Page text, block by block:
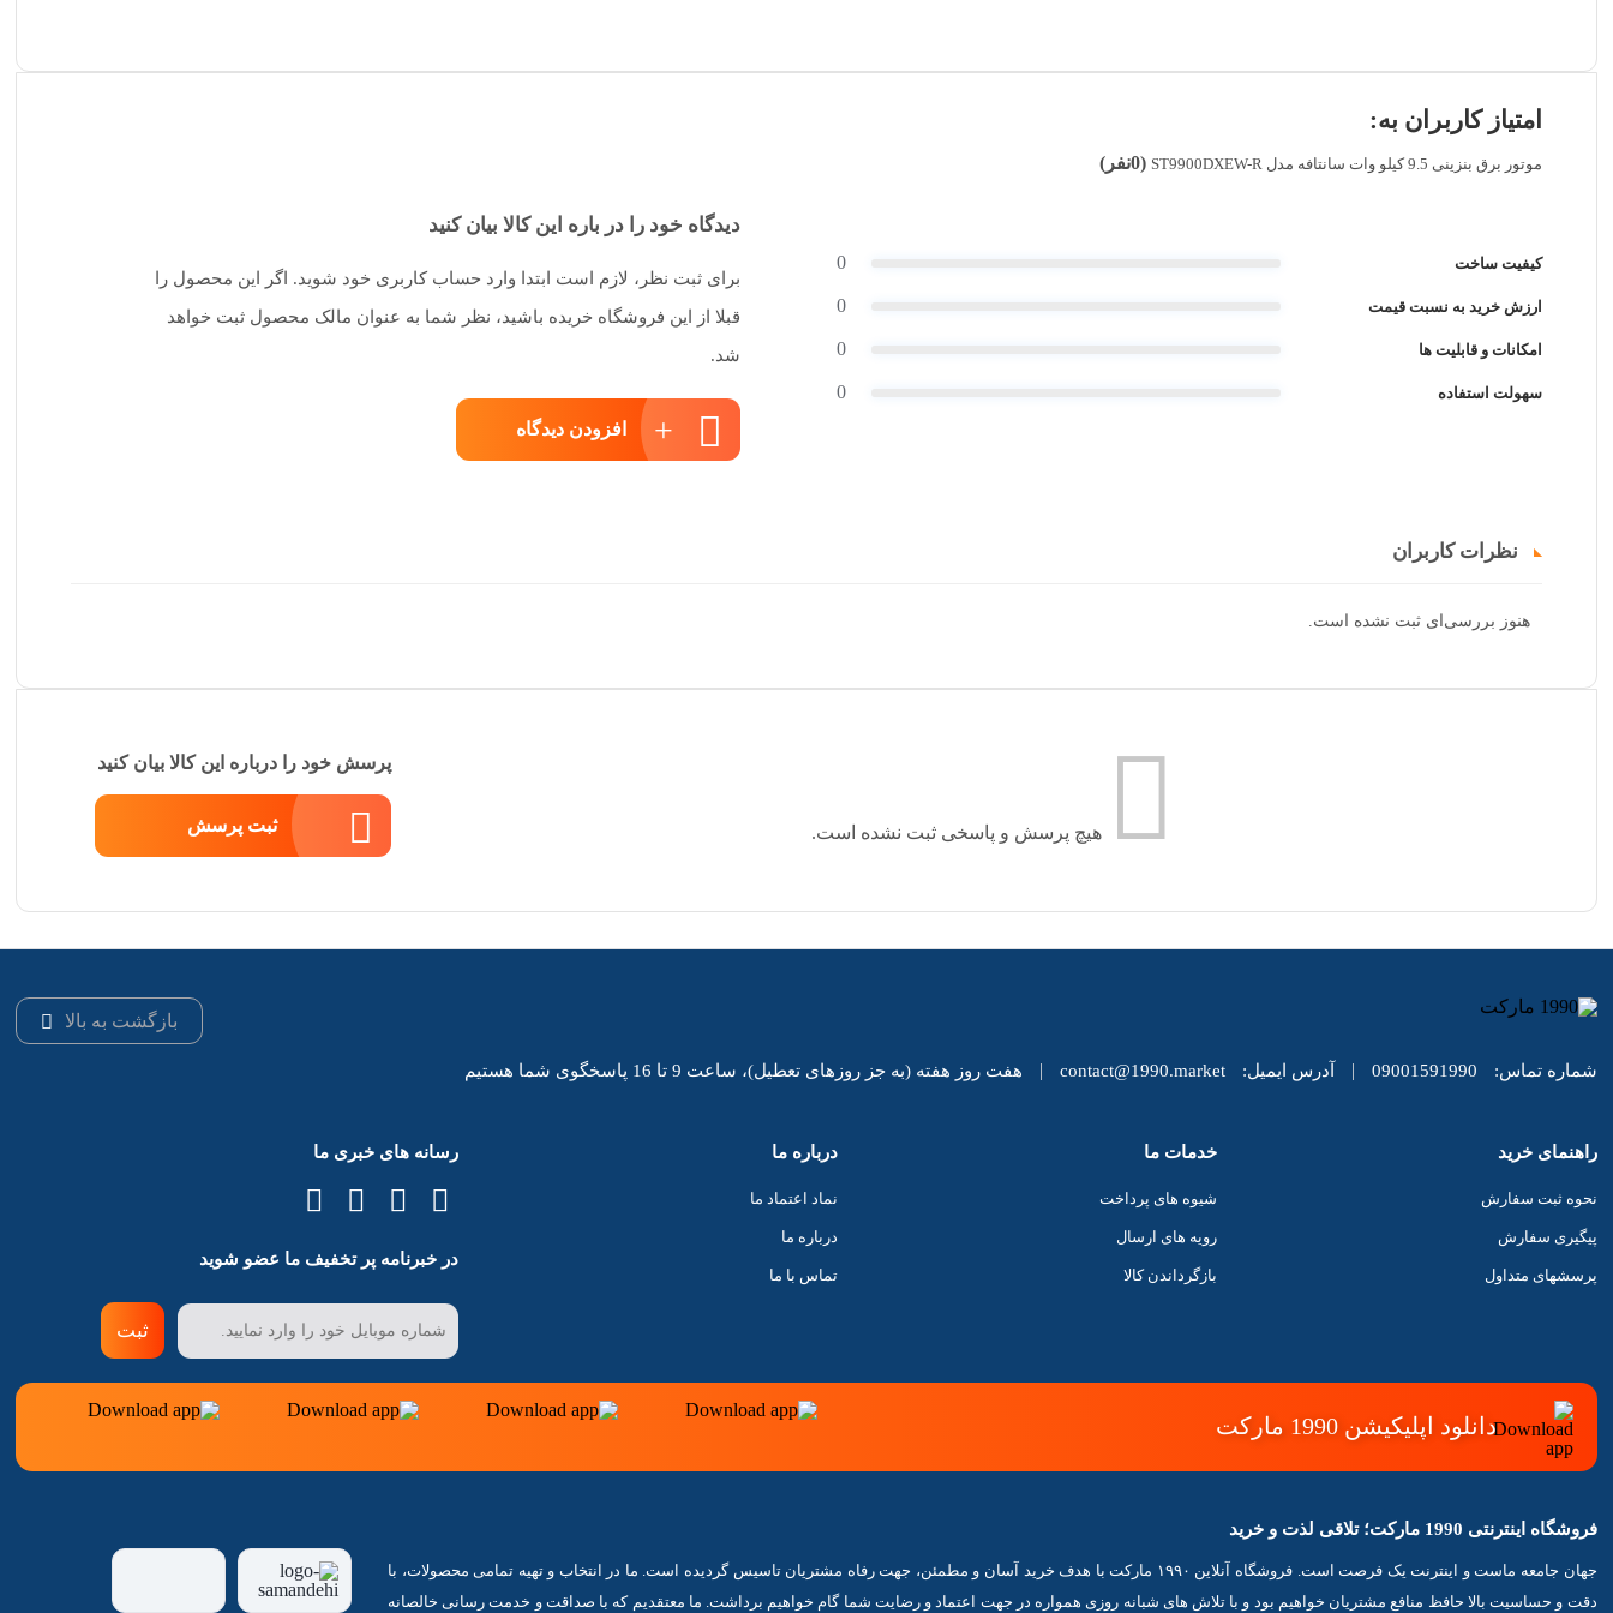
امتیاز کاربران به:
موتور برق بنزینی 9.5 کیلو وات سانتافه مدل ST9900DXEW-R (0نفر)
کیفیت ساخت 0
ارزش خرید به نسبت قیمت 0
امکانات و قابلیت ها 0
سهولت استفاده 0
دیدگاه خود را در باره این کالا بیان کنید
برای ثبت نظر، لازم است ابتدا وارد حساب کاربری خود شوید. اگر این محصول را
قبلا از این فروشگاه خریده باشید، نظر شما به عنوان مالک محصول ثبت خواهد
شد.
افزودن دیدگاه
نظرات کاربران
هنوز بررسی‌ای ثبت نشده است.
هیچ پرسش و پاسخی ثبت نشده است.
پرسش خود را درباره این کالا بیان کنید
ثبت پرسش
بازگشت به بالا
شماره تماس: 09001591990
| آدرس ایمیل: contact@1990.market
| هفت روز هفته (به جز روزهای تعطیل)، ساعت 9 تا 16 پاسخگوی شما هستیم
راهنمای خرید
نحوه ثبت سفارش
پیگیری سفارش
پرسشهای متداول
خدمات ما
شیوه های پرداخت
رویه های ارسال
بازگرداندن کالا
درباره ما
نماد اعتماد ما
درباره ما
تماس با ما
رسانه های خبری ما
در خبرنامه پر تخفیف ما عضو شوید
ثبت
دانلود اپلیکیشن 1990 مارکت
فروشگاه اینترنتی 1990 مارکت؛ تلاقی لذت و خرید
جهان جامعه ماست و اینترنت یک فرصت است. فروشگاه آنلاین ۱۹۹۰ مارکت با هدف خرید آسان و مطمئن، جهت رفاه مشتریان تاسیس گردیده است. ما در انتخاب و تهیه تمامی محصولات، با
دقت و حساسیت بالا حافظ منافع مشتریان خواهیم بود و با تلاش های شبانه روزی همواره در جهت اعتماد و رضایت شما گام خواهیم برداشت. ما معتقدیم که با صداقت و خدمت رسانی خالصانه